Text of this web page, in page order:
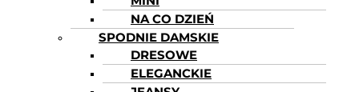
NA CO DZIEŃ
SPODNIE DAMSKIE
DRESOWE
ELEGANCKIE